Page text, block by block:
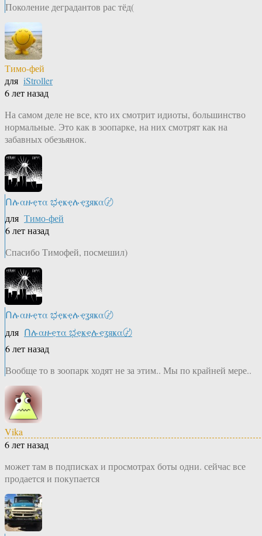
Поколение деградантов рас тёд(
Тимо-фей
для iStroller
6 лет назад
На самом деле не все, кто их смотрит идиоты, большинство
нормальные. Это как в зоопарке, на них смотрят как на
забавных обезьянок.
Ոሉαዙҿτα ಭҿҝҿሉҿʓяҝα〄
для Тимо-фей
6 лет назад
Спасибо Тимофей, посмешил)
Ոሉαዙҿτα ಭҿҝҿሉҿʓяҝα〄
для Ոሉαዙҿτα ಭҿҝҿሉҿʓяҝα〄
6 лет назад
Вообще то в зоопарк ходят не за этим.. Мы по крайней мере..
Vika
6 лет назад
может там в подписках и просмотрах боты одни. сейчас все
продается и покупается